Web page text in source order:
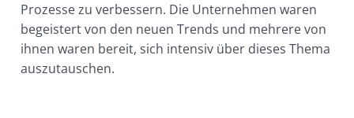
Prozesse zu verbessern. Die Unternehmen waren
begeistert von den neuen Trends und mehrere von
ihnen waren bereit, sich intensiv über dieses Thema
auszutauschen.